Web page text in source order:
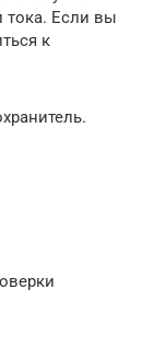
тока. Если вы
к